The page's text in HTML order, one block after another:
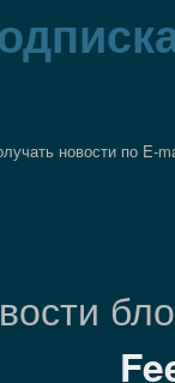
новости по E-